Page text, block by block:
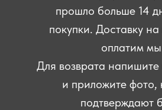
прошло больше 14
покупки. Доставку
оплатим
Для возврата
и приложите фото,
подтверждают